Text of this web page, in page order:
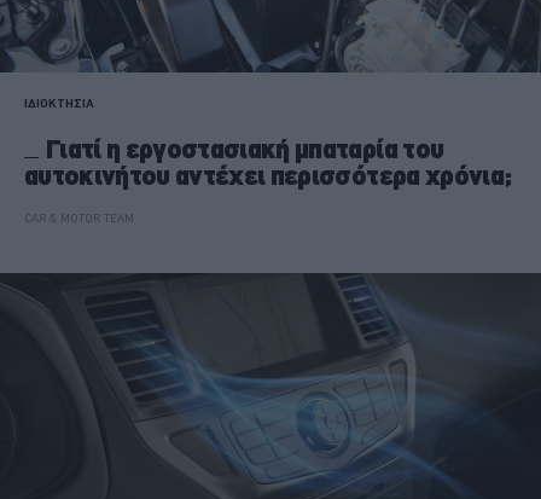
ΙΔΙΟΚΤΗΣΙΑ
Γιατί η εργοστασιακή μπαταρία του
αυτοκινήτου αντέχει περισσότερα χρόνια;
CAR & MOTOR TEAM